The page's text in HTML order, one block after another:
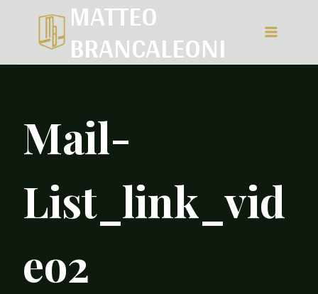
MATTEO
BRANCALEONI
Mail-
List_link_vid
eo2